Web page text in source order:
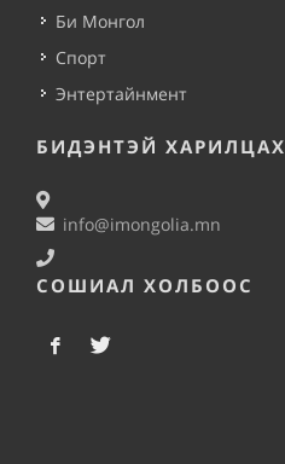
Би Монгол
Спорт
Энтертайнмент
БИДЭНТЭЙ ХАРИЛЦАХ
info@imongolia.mn
СОШИАЛ ХОЛБООС